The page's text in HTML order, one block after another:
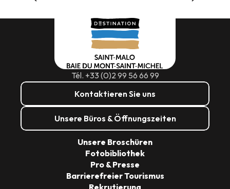
Tél. +33 (0)2 99 56 66 99
Kontaktieren Sie uns
Unsere Büros & Öffnungszeiten
Unsere Broschüren
Fotobibliothek
Pro & Presse
Barrierefreier Tourismus